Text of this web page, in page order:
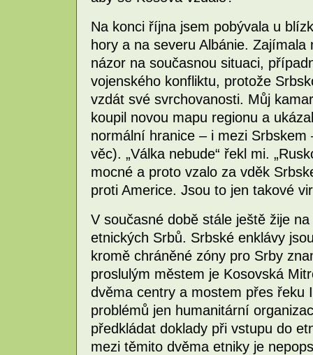
Na konci října jsem pobývala u
hory a na severu Albánie.
názor na současnou situaci,
vojenského konfliktu, protože
vzdát své svrchovanosti. Můj
koupil novou mapu regionu a
normální hranice – i mezi Srbskem
věc). „Válka nebude“ řekl mi.
mocné a proto vzalo za vděk
proti Americe. Jsou to jen takové
V současné době stále ještě žije
etnických Srbů. Srbské enklávy
kromě chráněné zóny pro Srby
proslulým městem je Kosovská
dvěma centry a mostem přes řeku
problémů jen humanitární
předkládat doklady při vstupu do
mezi těmito dvěma etniky je